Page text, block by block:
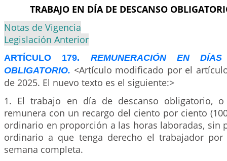
TRABAJO EN DÍA DE DESCANSO
Notas de Vigencia
Legislación Anterior
ARTÍCULO 179. REMUNERACIÓN EN
OBLIGATORIO. <Artículo modificado por el
de 2025. El nuevo texto es el siguiente:>
1. El trabajo en día de descanso obligatorio,
remunera con un recargo del ciento por ciento
ordinario en proporción a las horas laboradas, sin
ordinario a que tenga derecho el trabajador
semana completa.